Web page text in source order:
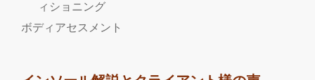
ィショニング
ボディアセスメント